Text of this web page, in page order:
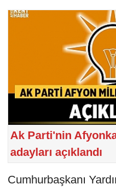
Ak Parti'nin
adayları açıklandı
Cumhurbaşkanı